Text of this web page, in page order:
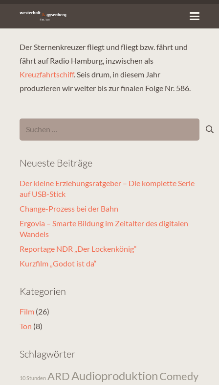
Der Sternenkreuzer fliegt und fliegt bzw. fährt und
fährt auf Radio Hamburg, inzwischen als
Kreuzfahrtschiff. Seis drum, in diesem Jahr
produzieren wir weiter bis zur finalen Folge Nr. 586.
Suchen
nach:
Neueste Beiträge
Der kleine Erziehungsratgeber – Die komplette Serie
auf USB-Stick
Change-Prozess bei der Bahn
Ergovia – Smarte Bildung im Zeitalter des digitalen
Wandels
Reportage NDR „Der Lockenkönig“
Kurzfilm „Godot ist da“
Kategorien
Film (26)
Ton (8)
Schlagwörter
10 Stunden ARDAudioproduktionComedy